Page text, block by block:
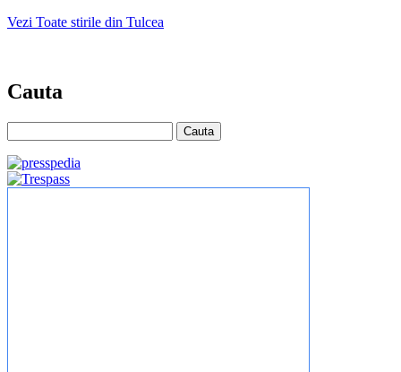
Vezi Toate stirile din Tulcea
Cauta